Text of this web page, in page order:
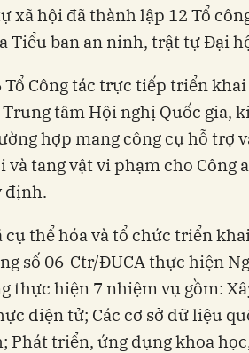
xã hội đã thành lập 12 Tổ
Tiểu ban an ninh, trật tự Đại
Tổ Công tác trực tiếp triển
tâm Hội nghị Quốc gia,
hợp mang công cụ hỗ trợ
và tang vật vi phạm cho Công
định.
cụ thể hóa và tổ chức triển
số 06-Ctr/ĐUCA thực hiện
thực hiện 7 nhiệm vụ gồm:
điện tử; Các cơ sở dữ liệu
Phát triển, ứng dụng khoa